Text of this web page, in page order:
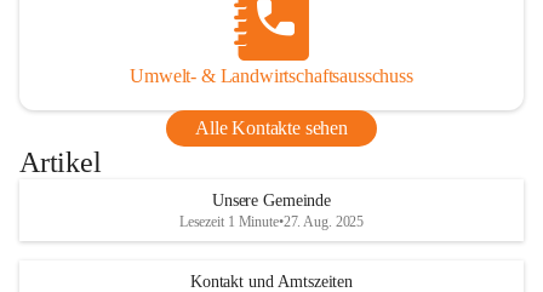
Umwelt- & Landwirtschaftsausschuss
Alle Kontakte sehen
Artikel
Unsere Gemeinde
Lesezeit 1 Minute•27. Aug. 2025
Kontakt und Amtszeiten